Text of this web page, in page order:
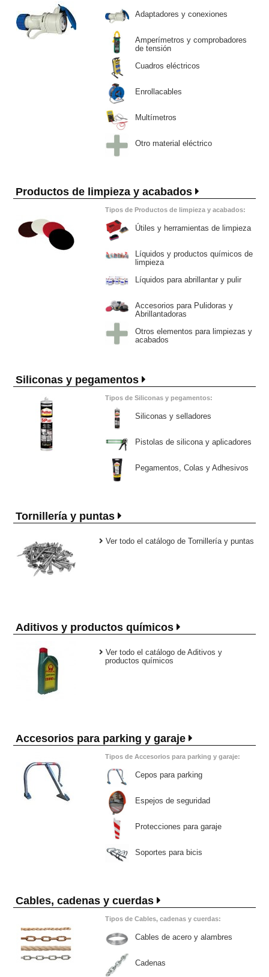
Adaptadores y conexiones
Amperímetros y comprobadores
de tensión
Cuadros eléctricos
Enrollacables
Multímetros
Otro material eléctrico
Productos de limpieza y acabados
Tipos de Productos de limpieza y acabados:
Útiles y herramientas de limpieza
Líquidos y productos químicos de
limpieza
Líquidos para abrillantar y pulir
Accesorios para Pulidoras y
Abrillantadoras
Otros elementos para limpiezas y
acabados
Siliconas y pegamentos
Tipos de Siliconas y pegamentos:
Siliconas y selladores
Pistolas de silicona y aplicadores
Pegamentos, Colas y Adhesivos
Tornillería y puntas
Ver todo el catálogo de Tornillería y puntas
Aditivos y productos químicos
Ver todo el catálogo de Aditivos y
productos químicos
Accesorios para parking y garaje
Tipos de Accesorios para parking y garaje:
Cepos para parking
Espejos de seguridad
Protecciones para garaje
Soportes para bicis
Cables, cadenas y cuerdas
Tipos de Cables, cadenas y cuerdas:
Cables de acero y alambres
Cadenas